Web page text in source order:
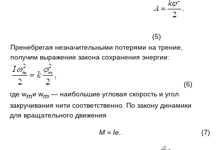
(5)
Пренебрегая незначительными потерями на трение,
получим выражение закона сохранения энергии:
(6)
где wти wт — наибольшие угловая скорость и угол
закручивания нити соответственно. По закону динамики
для вращательного движения
М = Ie.. (7)